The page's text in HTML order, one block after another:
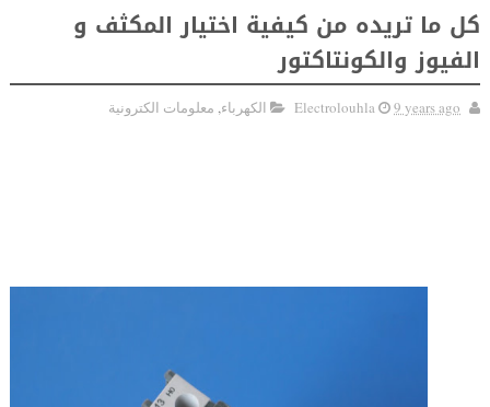
كل ما تريده من كيفية اختيار المكثف و
الفيوز والكونتاكتور
Electrolouhla 9 years ago الكهرباء, معلومات الكترونية